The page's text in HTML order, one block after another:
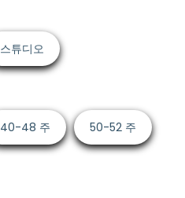
스튜디오
40-48 주 50-52 주